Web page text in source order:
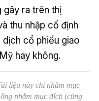
gây ra trên thị
thu nhập cố định
cổ phiếu giao
hay không.
liệu này chỉ nhằm mục
nhằm mục đích (cũng